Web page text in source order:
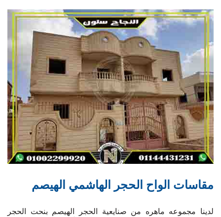
مقاسات الواح الحجر الهاشمي الهيصم
لدينا مجموعه ماهره من صنايعية الحجر الهيصم بنحت الحجر